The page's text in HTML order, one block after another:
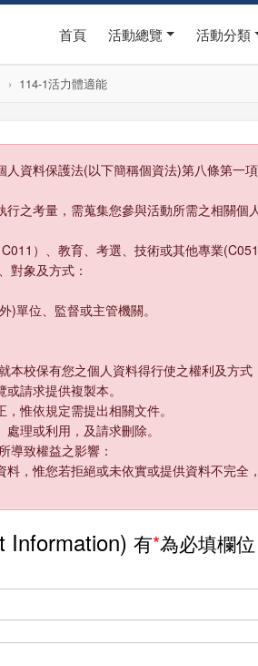
首頁 活動總覽 活動分類
114-1活力體適能
資料保護法(以下簡稱個資法)第八條第一
之考量，需蒐集您參與活動所需之相關個人
）、教育、考選、技術或其他專業
對象及方式：
)單位、監督或主管機關。
本校保有您之個人資料得行使之權利及方式
請求提供複製本。
惟依規定需提出相關文件。
理或利用，及請求刪除。
導致權益之影響：
，惟您若拒絕或未依實或提供資料不完全
Information) 有*為必填欄位